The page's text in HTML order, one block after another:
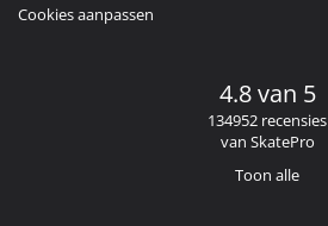
Cookies aanpassen
4.8 van 5
134952 recensies
van SkatePro
Toon alle